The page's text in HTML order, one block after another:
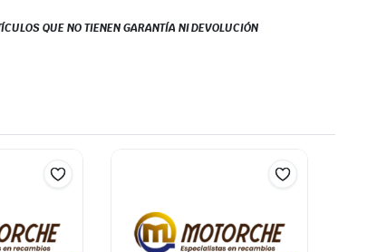
QUE NO TIENEN GARANTÍA NI DEVOLUCIÓN